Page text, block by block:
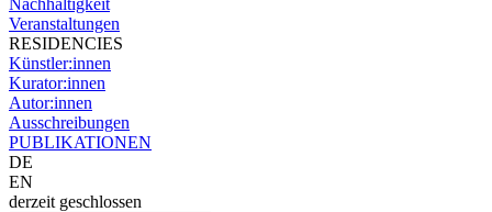
Veranstaltungen
RESIDENCIES
Künstler:innen
Kurator:innen
Autor:innen
Ausschreibungen
PUBLIKATIONEN
DE
EN
derzeit geschlossen